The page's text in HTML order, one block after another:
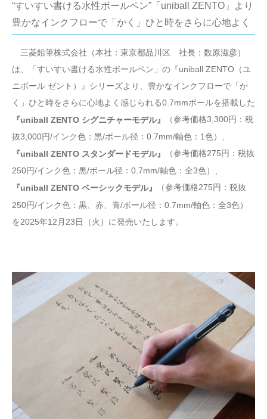
“すいすい書ける水性ボールペン”「uniball ZENTO」より
豊かなインクフローで「かく」ひと時をさらに心地よく
三菱鉛筆株式会社（本社：東京都品川区 社長：数原滋彦）
は、「すいすい書ける水性ボールペン」の『uniball ZENTO（ユ
ニボール ゼント）』シリーズより、豊かなインクフローで「か
く」ひと時をさらに心地よく感じられる0.7mmボールを搭載した
『uniball ZENTO シグニチャーモデル』
（参考価格3,300円：税
抜3,000円/インク色：黒/ボール径：0.7mm/軸色：1色）、
『uniball ZENTO スタンダードモデル』
（参考価格275円：税抜
250円/インク色：黒/ボール径：0.7mm/軸色：全3色）、
『uniball ZENTO ベーシックモデル』
（参考価格275円：税抜
250円/インク色：黒、赤、青/ボール径：0.7mm/軸色：全3色）
を2025年12月23日（火）に発売いたします。